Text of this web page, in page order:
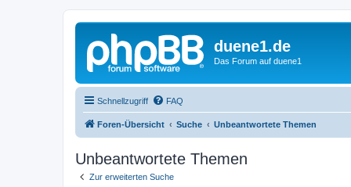
duene1.de
Das Forum auf duene1
Schnellzugriff FAQ
Foren-Übersicht Suche Unbeantwortete Themen
Unbeantwortete Themen
Zur erweiterten Suche